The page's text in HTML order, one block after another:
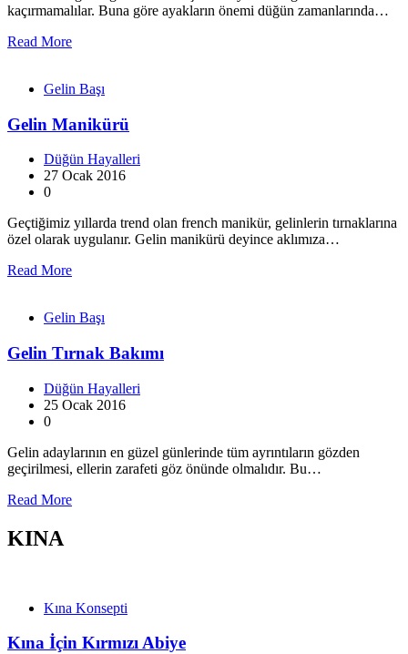
kaçırmamalılar. Buna göre ayakların önemi düğün zamanlarında…
Read More
Gelin Başı
Gelin Manikürü
Düğün Hayalleri
27 Ocak 2016
0
Geçtiğimiz yıllarda trend olan french manikür, gelinlerin tırnaklarına
özel olarak uygulanır. Gelin manikürü deyince aklımıza…
Read More
Gelin Başı
Gelin Tırnak Bakımı
Düğün Hayalleri
25 Ocak 2016
0
Gelin adaylarının en güzel günlerinde tüm ayrıntıların gözden
geçirilmesi, ellerin zarafeti göz önünde olmalıdır. Bu…
Read More
KINA
Kına Konsepti
Kına İçin Kırmızı Abiye